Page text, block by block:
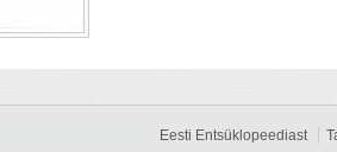
Eesti Entsüklopeediast